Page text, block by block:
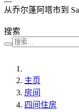
从乔尔蓬阿塔市到
搜索
主页
房间
四间住房